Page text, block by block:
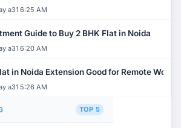
a31 6:25 AM
Guide to Buy 2 BHK Flat in Noida
a31 6:20 AM
in Noida Extension Good for Remote Work?
a31 5:26 AM
TOP 5